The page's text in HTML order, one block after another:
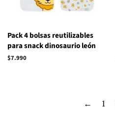
Pack 4 bolsas reutilizables
para snack dinosaurio león
Precio
$7.990
← 1